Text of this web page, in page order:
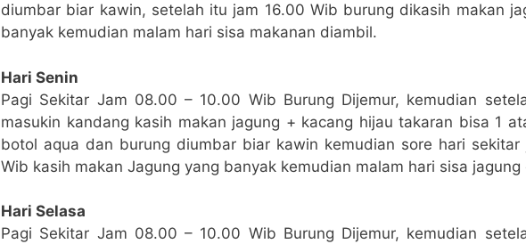
diumbar biar kawin, setelah itu jam 16.00 Wib burung dikasih makan
banyak kemudian malam hari sisa makanan diambil.
Hari Senin
Pagi Sekitar Jam 08.00 – 10.00 Wib Burung Dijemur, kemudian
masukin kandang kasih makan jagung + kacang hijau takaran bisa 1
botol aqua dan burung diumbar biar kawin kemudian sore hari sekitar
Wib kasih makan Jagung yang banyak kemudian malam hari sisa jagung
Hari Selasa
Pagi Sekitar Jam 08.00 – 10.00 Wib Burung Dijemur, kemudian